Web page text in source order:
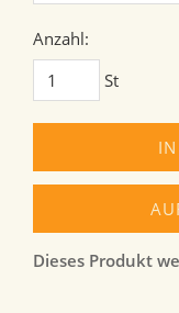
Anzahl:
St
Dieses Produkt